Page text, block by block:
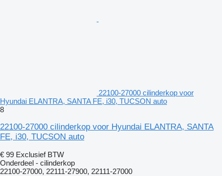
22100-27000 cilinderkop voor
Hyundai ELANTRA, SANTA FE, i30, TUCSON auto
8
22100-27000 cilinderkop voor Hyundai ELANTRA, SANTA
FE, i30, TUCSON auto
€ 99 Exclusief BTW
Onderdeel - cilinderkop
22100-27000, 22111-27900, 22111-27000